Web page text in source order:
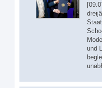
und